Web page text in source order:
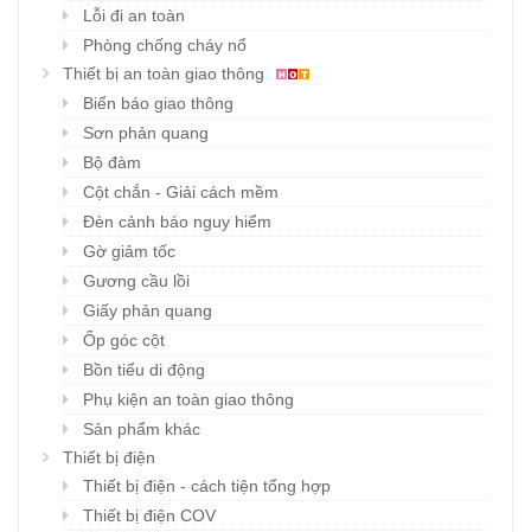
Lỗi đi an toàn
Phòng chống cháy nổ
Thiết bị an toàn giao thông
Biển báo giao thông
Sơn phản quang
Bộ đàm
Cột chắn - Giải cách mềm
Đèn cảnh báo nguy hiểm
Gờ giảm tốc
Gương cầu lồi
Giấy phản quang
Ốp góc cột
Bồn tiểu di động
Phụ kiện an toàn giao thông
Sản phẩm khác
Thiết bị điện
Thiết bị điện - cách tiện tổng hợp
Thiết bị điện COV